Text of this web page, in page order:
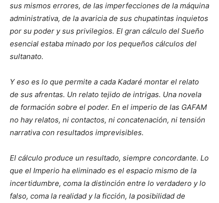
sus mismos errores, de las imperfecciones de la máquina
administrativa, de la avaricia de sus chupatintas inquietos
por su poder y sus privilegios. El gran cálculo del Sueño
esencial estaba minado por los pequeños cálculos del
sultanato.
Y eso es lo que permite a cada Kadaré montar el relato
de sus afrentas. Un relato tejido de intrigas. Una novela
de formación sobre el poder. En el imperio de las GAFAM
no hay relatos, ni contactos, ni concatenación, ni tensión
narrativa con resultados imprevisibles.
El cálculo produce un resultado, siempre concordante. Lo
que el Imperio ha eliminado es el espacio mismo de la
incertidumbre, coma la distinción entre lo verdadero y lo
falso, coma la realidad y la ficción, la posibilidad de